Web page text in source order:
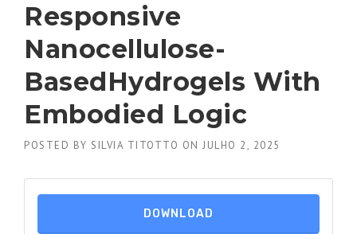
Responsive
Nanocellulose-
BasedHydrogels With
Embodied Logic
POSTED BY SILVIA TITOTTO ON JULHO 2, 2025
DOWNLOAD